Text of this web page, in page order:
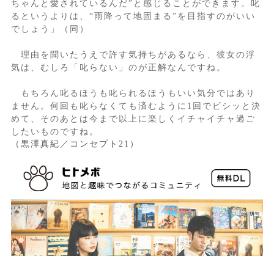
ちゃんと愛されているんだ”と感じることができます。叱
るというよりは、“雨降って地固まる”を目指すのがいい
でしょう」（同）
理由を聞いたうえで許す気持ちがあるなら、彼女の浮
気は、むしろ「叱らない」のが正解なんですね。
もちろん叱るほうも叱られるほうもいい気分ではあり
ません。何回も叱らなくても済むように1回でビシッと決
めて、そのあとは今まで以上に楽しくイチャイチャ過ご
したいものですね。
（黒澤真紀／コンセプト21）